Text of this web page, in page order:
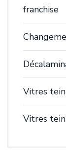
franchise
Vitres
Vitres